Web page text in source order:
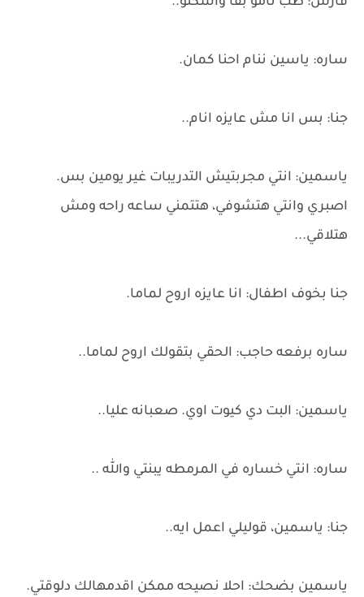
ساره: ياسين ننام احنا كمان.
جنا: بس انا مش عايزه انام..
ياسمين: انتي مجربتيش التدريبات غير يومين بس.
اصبري وانتي هتشوفي، هتتمني ساعه راحه ومش
هتلاقي...
جنا بخوف اطفال: انا عايزه اروح لماما.
ساره برفعه حاجب: الحقي بتقولك اروح لماما..
ياسمين: البت دي كيوت اوي. صعبانه عليا..
ساره: انتي خساره في المرمطه يبنتي والله ..
جنا: ياسمين، قوليلي اعمل ايه..
ياسمين بضحك: احلا نصيحه ممكن اقدمهالك دلوقتي.